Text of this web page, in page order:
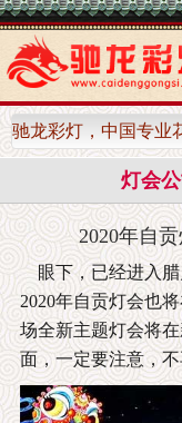
驰龙彩灯，中国专业
灯会
2020年自
眼下，已经进入腊
2020年自贡灯会也
场全新主题灯会将
面，一定要注意，